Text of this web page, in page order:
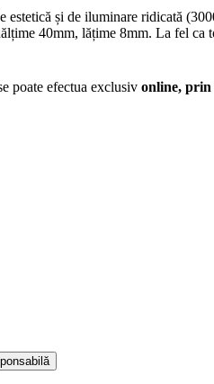
estetică și de iluminare ridicată
40mm, lățime 8mm. La fel
poate efectua exclusiv online,